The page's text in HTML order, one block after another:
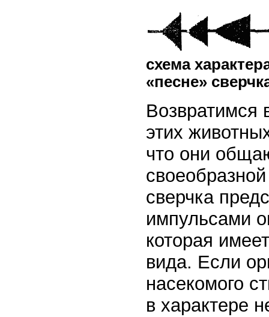
схема
«песне»
Возвратимся
этих
что они
сверчка
импульсами
которая
вида. Если
насекомого
в характере